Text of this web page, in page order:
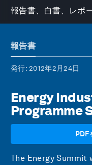
報告書、白書、レポ
報告書
発行: 2012年2月24日
Energy
Programme
PDF
The Energy Summit